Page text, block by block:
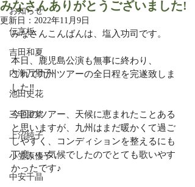
お知らせ
伝言板
吉田和夏
内海万里子
池田史花
三宅里菜
上沼純子
小笠原優子
中安千晶
みなさんありがとうございました!
更新日： 2022年11月9日
みなさんこんばんは、塩入功司です。
本日、鹿児島公演も無事に終わり、
これで九州ツアーの全日程を完遂致しま
した‼︎
今回のツアー、天候に恵まれたことある
と思いますが、九州はまだ暖かくて過ご
しやすく、コンディションを整えるにも
丁度いい気候でしたのでとても歌いやす
かったです♪